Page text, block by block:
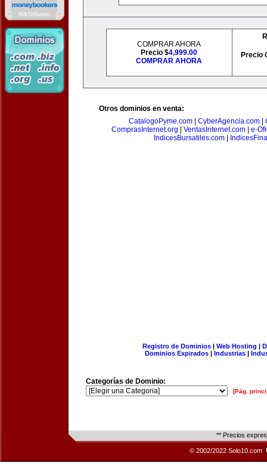
COMPRAR AHORA
Precio $4,999.00
COMPRAR AHORA
Precio
Otros dominios en venta:
CatalogoPyme.com
CyberAgencia.com
ComprasInternet.org
VentasInternet.com| e-
IndicesBursatiles.com|
Registro de Dominios| Web Hosting |
Dominios Expirados | Industrias |
Categorías de Dominio:
[Pág.
** Precios
© 2002/2022 Solo10.com